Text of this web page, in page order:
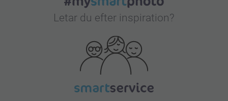
Letar du efter inspiration?